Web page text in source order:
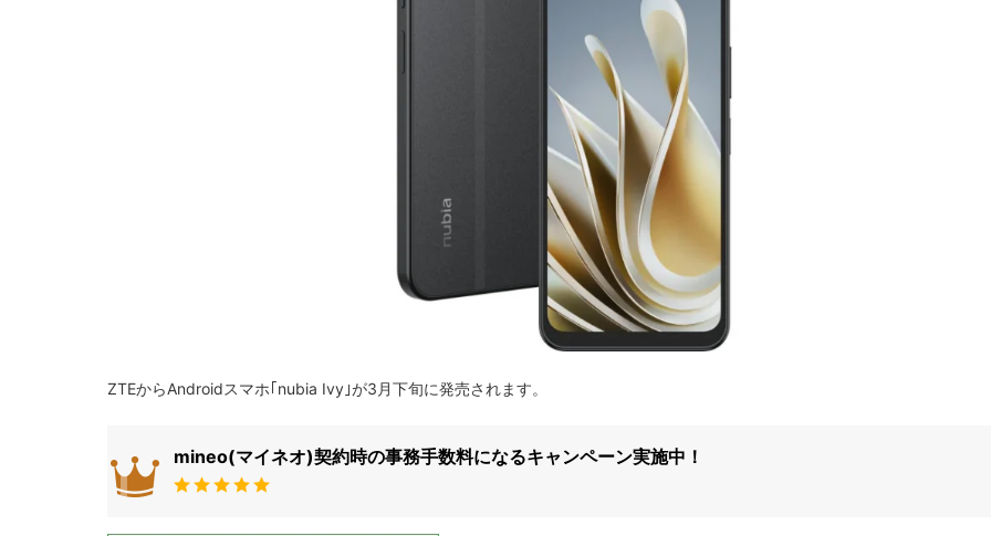
ZTEからAndroidスマホ｢nubia Ivy｣が3月下旬に発売されます。
mineo(マイネオ)契約時の事務手数料になるキャンペーン実施中！